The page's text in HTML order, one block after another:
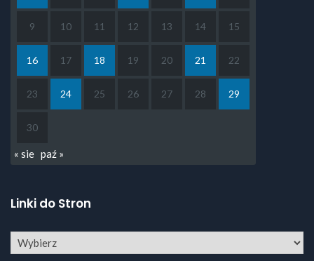
9 10 11 12 13 14 15
16 17 18 19 20 21 22
23 24 25 26 27 28 29
30
« sie paź »
Linki do Stron